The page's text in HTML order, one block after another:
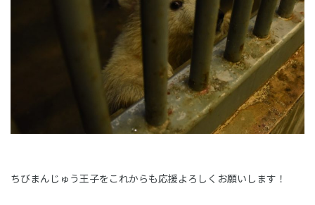
ちびまんじゅう王子をこれからも応援よろしくお願いします！